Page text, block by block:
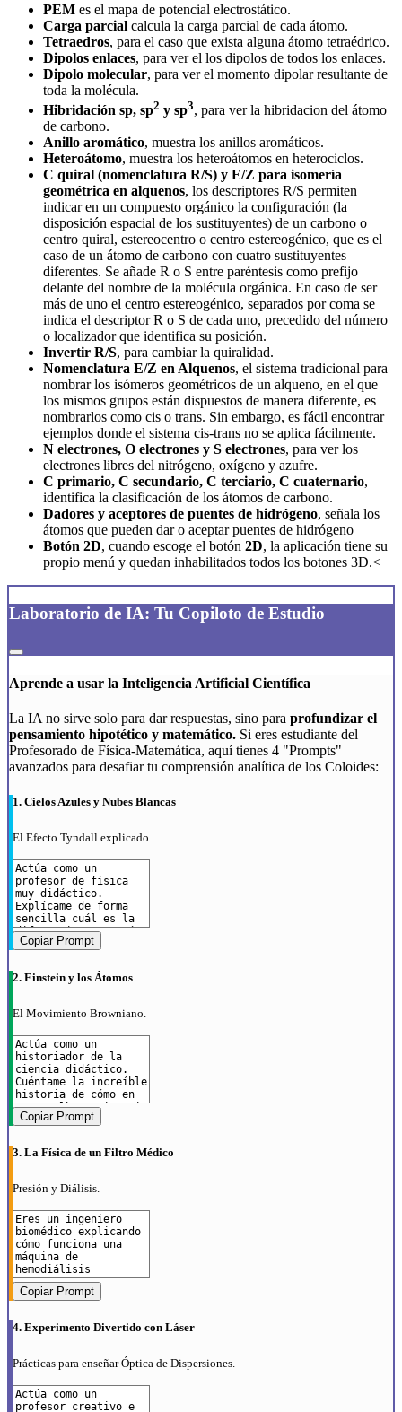
PEM es el mapa de potencial electrostático.
Carga parcial calcula la carga parcial de cada átomo.
Tetraedros, para el caso que exista alguna átomo tetraédrico.
Dipolos enlaces, para ver el los dipolos de todos los enlaces.
Dipolo molecular, para ver el momento dipolar resultante de
toda la molécula.
Hibridación sp, sp2 y sp3, para ver la hibridacion del átomo
de carbono.
Anillo aromático, muestra los anillos aromáticos.
Heteroátomo, muestra los heteroátomos en heterociclos.
C quiral (nomenclatura R/S) y E/Z para isomería
geométrica en alquenos, los descriptores R/S permiten
indicar en un compuesto orgánico la configuración (la
disposición espacial de los sustituyentes) de un carbono o
centro quiral, estereocentro o centro estereogénico, que es el
caso de un átomo de carbono con cuatro sustituyentes
diferentes. Se añade R o S entre paréntesis como prefijo
delante del nombre de la molécula orgánica. En caso de ser
más de uno el centro estereogénico, separados por coma se
indica el descriptor R o S de cada uno, precedido del número
o localizador que identifica su posición.
Invertir R/S, para cambiar la quiralidad.
Nomenclatura E/Z en Alquenos, el sistema tradicional para
nombrar los isómeros geométricos de un alqueno, en el que
los mismos grupos están dispuestos de manera diferente, es
nombrarlos como cis o trans. Sin embargo, es fácil encontrar
ejemplos donde el sistema cis-trans no se aplica fácilmente.
N electrones, O electrones y S electrones, para ver los
electrones libres del nitrógeno, oxígeno y azufre.
C primario, C secundario, C terciario, C cuaternario,
identifica la clasificación de los átomos de carbono.
Dadores y aceptores de puentes de hidrógeno, señala los
átomos que pueden dar o aceptar puentes de hidrógeno
Botón 2D, cuando escoge el botón 2D, la aplicación tiene su
propio menú y quedan inhabilitados todos los botones 3D.<
Laboratorio de IA: Tu Copiloto de Estudio
Aprende a usar la Inteligencia Artificial Científica
La IA no sirve solo para dar respuestas, sino para profundizar el
pensamiento hipotético y matemático. Si eres estudiante del
Profesorado de Física-Matemática, aquí tienes 4 "Prompts"
avanzados para desafiar tu comprensión analítica de los Coloides:
1. Cielos Azules y Nubes Blancas
El Efecto Tyndall explicado.
Copiar Prompt
2. Einstein y los Átomos
El Movimiento Browniano.
Copiar Prompt
3. La Física de un Filtro Médico
Presión y Diálisis.
Copiar Prompt
4. Experimento Divertido con Láser
Prácticas para enseñar Óptica de Dispersiones.